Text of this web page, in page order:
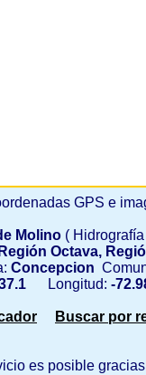
GPS e
Molino (
Octava,
Concepcion
Longitud: -
Buscar por
es posible